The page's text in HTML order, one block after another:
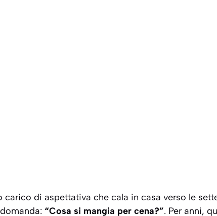
carico di aspettativa che cala in casa verso le
“Cosa si mangia per cena?”. Per anni,